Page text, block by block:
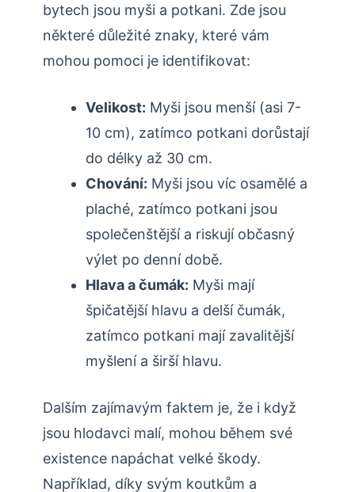
bytech jsou myši a potkani. Zde jsou
některé důležité znaky, ⁢které vám‌
mohou pomoci je identifikovat:
Velikost: Myši ⁣jsou menší (asi 7-
10 cm), zatímco potkani dorůstají
do délky ⁣až​ 30 cm.
Chování: Myši jsou víc osamělé a
plaché, zatímco potkani jsou
společenštější a riskují občasný
výlet po denní době.
Hlava a čumák: Myši mají
špičatější hlavu a delší čumák,
zatímco potkani mají⁤ zavalitější
⁤myšlení a širší hlavu.
Dalším‍ zajímavým faktem je, že i když
jsou hlodavci malí, mohou během své
existence⁤ napáchat velké škody.
Například, díky svým koutkům a